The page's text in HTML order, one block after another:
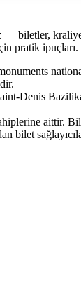
— biletler,
pratik ipuçları.
aittir.
bilet